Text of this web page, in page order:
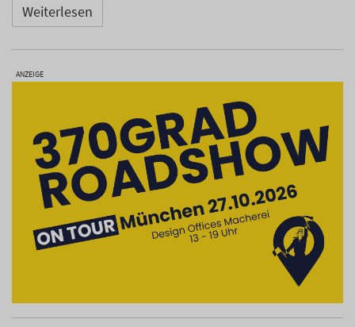
Weiterlesen
ANZEIGE